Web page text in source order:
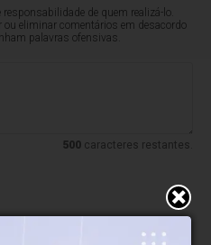
de quem realizá-lo.
ou eliminar comentários em desacordo
palavras ofensivas.
500caracteres restantes.